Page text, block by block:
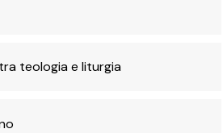
teologia e liturgia